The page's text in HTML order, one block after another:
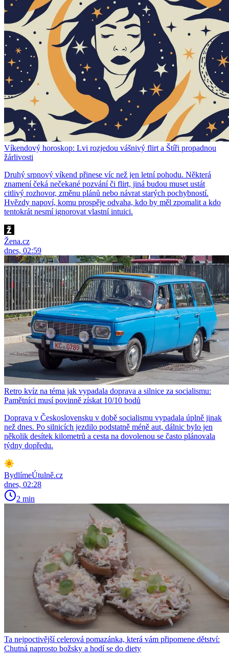
Víkendový horoskop: Lvi rozjedou vášnivý flirt a Štíři propadnou
žárlivosti
Druhý srpnový víkend přinese víc než jen letní pohodu. Některá
znamení čeká nečekané pozvání či flirt, jiná budou muset ustát
citlivý rozhovor, změnu plánů nebo návrat starých pochybností.
Hvězdy napoví, komu prospěje odvaha, kdo by měl zpomalit a kdo
tentokrát nesmí ignorovat vlastní intuici.
Žena.cz
dnes, 02:59
Retro kvíz na téma jak vypadala doprava a silnice za socialismu:
Pamětníci musí povinně získat 10/10 bodů
Doprava v Československu v době socialismu vypadala úplně jinak
než dnes. Po silnicích jezdilo podstatně méně aut, dálnic bylo jen
několik desítek kilometrů a cesta na dovolenou se často plánovala
týdny dopředu.
BydlímeÚtulně.cz
dnes, 02:28
2 min
Ta nejpoctivější celerová pomazánka, která vám připomene dětství:
Chutná naprosto božsky a hodí se do diety